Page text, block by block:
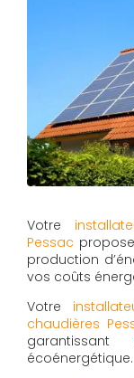
Votre
Pessac
production
vos coûts
Votre
chaudières
écoénergétique.